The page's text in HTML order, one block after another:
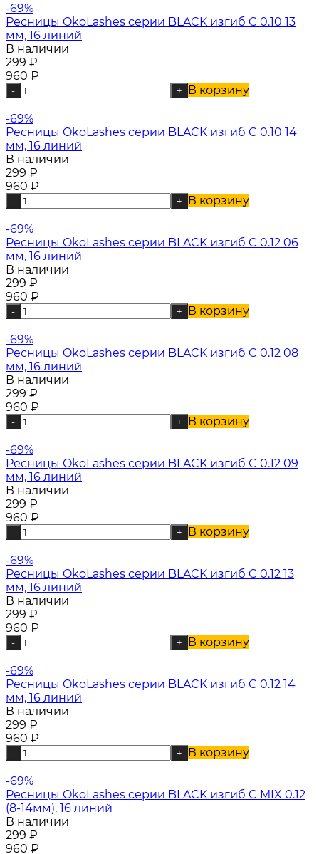
-69%
Ресницы OkoLashes серии BLACK изгиб C 0.10 13
мм, 16 линий
В наличии
299 ₽
960 ₽
- + В корзину
-69%
Ресницы OkoLashes серии BLACK изгиб C 0.10 14
мм, 16 линий
В наличии
299 ₽
960 ₽
- + В корзину
-69%
Ресницы OkoLashes серии BLACK изгиб C 0.12 06
мм, 16 линий
В наличии
299 ₽
960 ₽
- + В корзину
-69%
Ресницы OkoLashes серии BLACK изгиб C 0.12 08
мм, 16 линий
В наличии
299 ₽
960 ₽
- + В корзину
-69%
Ресницы OkoLashes серии BLACK изгиб C 0.12 09
мм, 16 линий
В наличии
299 ₽
960 ₽
- + В корзину
-69%
Ресницы OkoLashes серии BLACK изгиб C 0.12 13
мм, 16 линий
В наличии
299 ₽
960 ₽
- + В корзину
-69%
Ресницы OkoLashes серии BLACK изгиб C 0.12 14
мм, 16 линий
В наличии
299 ₽
960 ₽
- + В корзину
-69%
Ресницы OkoLashes серии BLACK изгиб C MIX 0.12
(8-14мм), 16 линий
В наличии
299 ₽
960 ₽